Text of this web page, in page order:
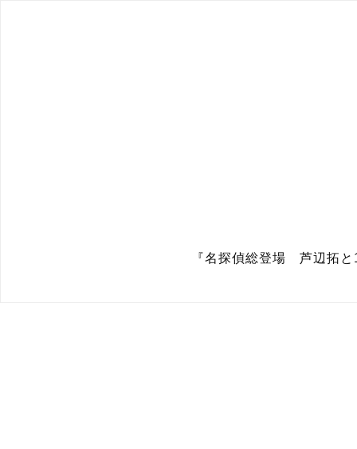
『名探偵総登場 芦辺拓